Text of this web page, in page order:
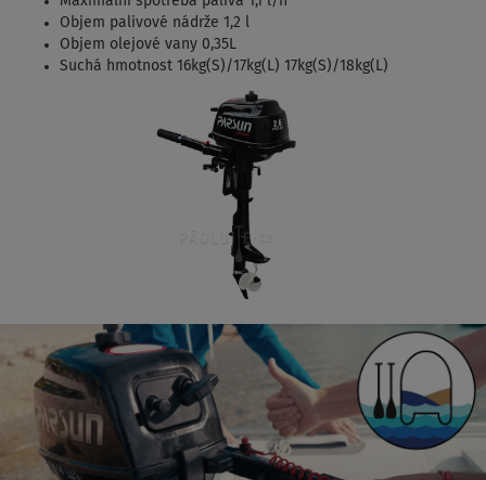
Objem palivové nádrže 1,2 l
Objem olejové vany 0,35L
Suchá hmotnost 16kg(S)/17kg(L) 17kg(S)/18kg(L)